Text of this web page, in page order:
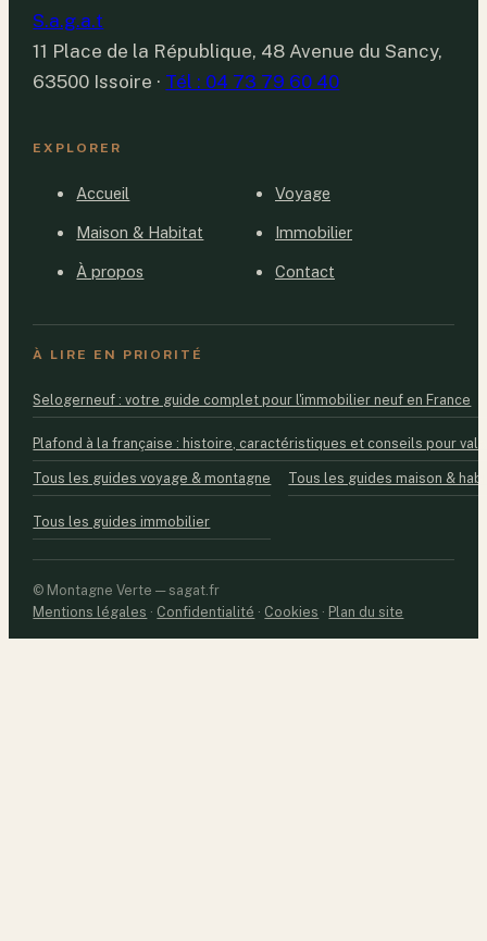
S.a.g.a.t
11 Place de la République, 48 Avenue du Sancy,
63500 Issoire · Tél : 04 73 79 60 40
EXPLORER
Accueil Voyage
Maison & Habitat Immobilier
À propos Contact
À LIRE EN PRIORITÉ
Selogerneuf : votre guide complet pour l'immobilier neuf en France
Plafond à la française : histoire, caractéristiques et conseils pour
Tous les guides voyage & montagne Tous les guides maison &
Tous les guides immobilier
© Montagne Verte — sagat.fr
Mentions légales · Confidentialité · Cookies · Plan du site